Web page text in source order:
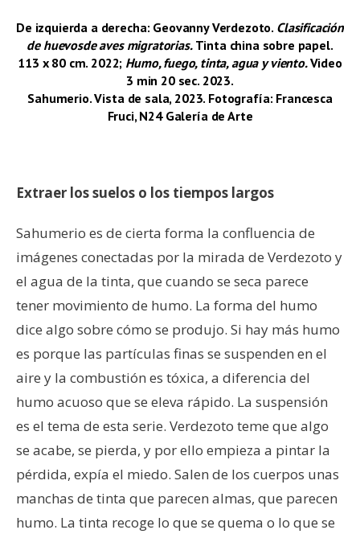
De izquierda a derecha: Geovanny Verdezoto. Clasificación
de huevosde aves migratorias. Tinta china sobre papel.
113 x 80 cm. 2022; Humo, fuego, tinta, agua y viento.Video
3 min 20 sec. 2023.
Sahumerio. Vista de sala, 2023. Fotografía: Francesca
Fruci, N24 Galería de Arte
Extraer los suelos o los tiempos largos
Sahumerio es de cierta forma la confluencia de
imágenes conectadas por la mirada de Verdezoto y
el agua de la tinta, que cuando se seca parece
tener movimiento de humo. La forma del humo
dice algo sobre cómo se produjo. Si hay más humo
es porque las partículas finas se suspenden en el
aire y la combustión es tóxica, a diferencia del
humo acuoso que se eleva rápido. La suspensión
es el tema de esta serie. Verdezoto teme que algo
se acabe, se pierda, y por ello empieza a pintar la
pérdida, expía el miedo. Salen de los cuerpos unas
manchas de tinta que parecen almas, que parecen
humo. La tinta recoge lo que se quema o lo que se